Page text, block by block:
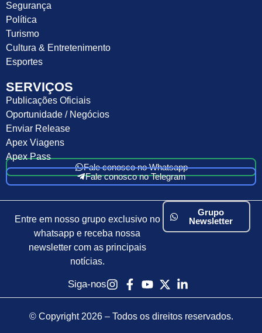
Segurança
Política
Turismo
Cultura & Entretenimento
Esportes
SERVIÇOS
Publicações Oficiais
Oportunidade / Negócios
Enviar Release
Apex Viagens
Apex Pass
Fale conosco no Whatsapp
Fale conosco no Telegram
Entre em nosso grupo exclusivo no
whatsapp e receba nossa
newsletter com as principais
notícias.
Grupo
Newsletter
Siga-nos
© Copyright 2026 – Todos os direitos reservados.